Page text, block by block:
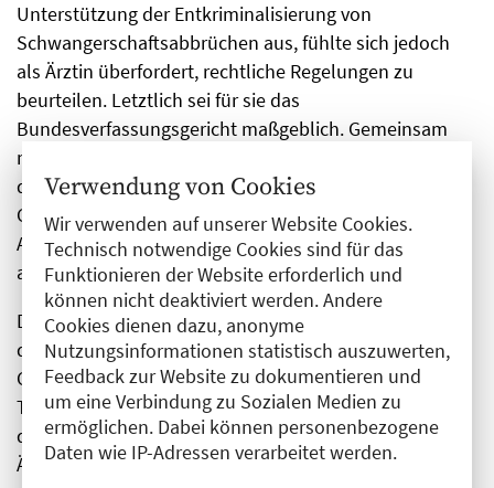
Verwendung von Cookies
Wir verwenden auf unserer Website Cookies.
Technisch notwendige Cookies sind für das
Funktionieren der Website erforderlich und
können nicht deaktiviert werden. Andere
Cookies dienen dazu, anonyme
Nutzungsinformationen statistisch auszuwerten,
Feedback zur Website zu dokumentieren und
um eine Verbindung zu Sozialen Medien zu
ermöglichen. Dabei können personenbezogene
Daten wie IP-Adressen verarbeitet werden.
Unterstützung der Entkriminalisierung von
Schwangerschaftsabbrüchen aus, fühlte sich jedoch
als Ärztin überfordert, rechtliche Regelungen zu
beurteilen. Letztlich sei für sie das
Bundesverfassungsgericht maßgeblich. Gemeinsam
mit anderen hatte sie einen Antrag eingebracht, der
den Erhalt des ungeborenen Lebens sowie die
Gewissensentscheidung von Ärzt:innen, ob sie einen
Abbruch durchführen wollen, deutlich stärker betonte
als andere Anträge.
Dr. med. Susanne Johna, Vizepräsidentin der BÄK, hob
die Rolle der Ärzt:innenschaft als wichtigen Teil der
Gesellschaft hervor, der sich zu vielen relevanten
Themen äußern sollte. Sie wünschte sich Achtung für
die Frauen, die diese Erfahrung durchleben, statt
Ächtung.